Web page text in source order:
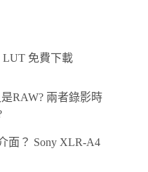
LUT 免費下載
RAW? 兩者錄影時
面？ Sony XLR-A4